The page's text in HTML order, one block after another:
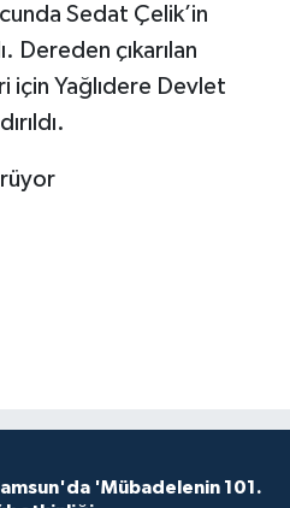
Sedat Çelik’in
Dereden çıkarılan
için Yağlıdere Devlet
'Mübadelenin 101.